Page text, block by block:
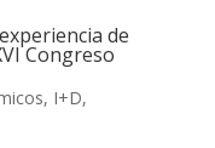
de
Congreso
, I+D,